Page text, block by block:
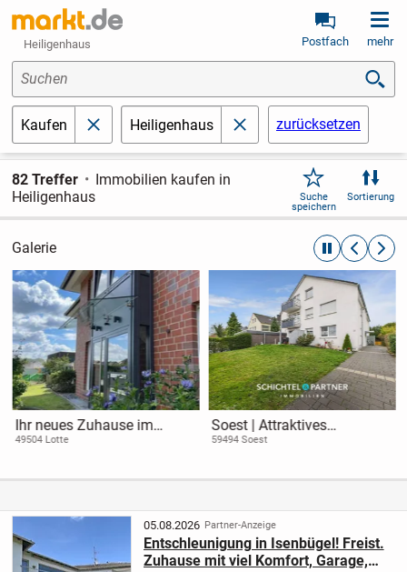
Heiligenhaus Postfach mehr
Suchen
Kaufen schließenHeiligenhaus schließenzurücksetzen
82 Treffer
Immobilien kaufen in
Heiligenhaus
Suche
speichern
Sortierung
Galerie automatische
Ihr neues Zuhause im
Grünen-4 Exklusive
den Toren Osnabrücks
49504 Lotte
Soest | Attraktives
Mehrfamilienhaus mit
Garagen
59494 Soest
05.08.2026 Partner-Anzeige
Entschleunigung in Isenbügel! Freist.
Zuhause mit viel Komfort, Garage,